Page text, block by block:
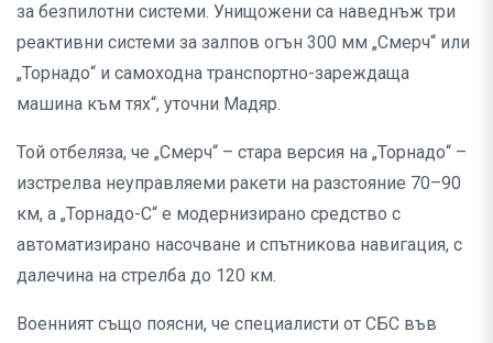
за безпилотни системи. Унищожени са наведнъж три
реактивни системи за залпов огън 300 мм „Смерч“ или
„Торнадо“ и самоходна транспортно-зареждаща
машина към тях“, уточни Мадяр.
Той отбеляза, че „Смерч“ – стара версия на „Торнадо“ –
изстрелва неуправляеми ракети на разстояние 70–90
км, а „Торнадо-С“ е модернизирано средство с
автоматизирано насочване и спътникова навигация, с
далечина на стрелба до 120 км.
Военният също поясни, че специалисти от СБС във